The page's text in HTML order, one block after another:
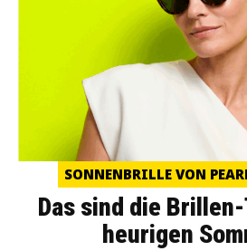
SONNENBRILLE VON
Das sind die
heurigen